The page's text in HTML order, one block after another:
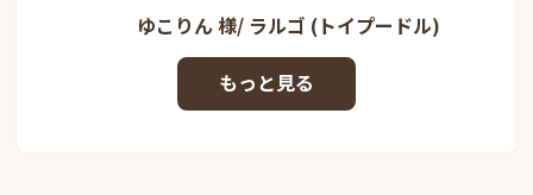
ゆこりん 様/ ラルゴ (トイプードル)